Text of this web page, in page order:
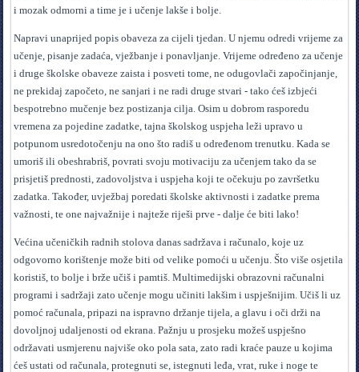
i mozak odmorni a time je i učenje lakše i bolje.
Napravi unaprijed popis obaveza za cijeli tjedan. U njemu odredi vrijeme za
učenje, pisanje zadaća, vježbanje i ponavljanje. Vrijeme određeno za učenje
i druge školske obaveze zaista i posveti tome, ne odugovlači započinjanje,
ne prekidaj započeto, ne sanjari i ne radi druge stvari - tako ćeš izbjeći
bespotrebno mučenje bez postizanja cilja. Osim u dobrom rasporedu
vremena za pojedine zadatke, tajna školskog uspjeha leži upravo u
potpunom usredotočenju na ono što radiš u određenom trenutku. Kada se
umoriš ili obeshrabriš, povrati svoju motivaciju za učenjem tako da se
prisjetiš prednosti, zadovoljstva i uspjeha koji te očekuju po završetku
zadatka. Također, uvježbaj poredati školske aktivnosti i zadatke prema
važnosti, te one najvažnije i najteže riješi prve - dalje će biti lako!
Većina učeničkih radnih stolova danas sadržava i računalo, koje uz
odgovorno korištenje može biti od velike pomoći u učenju. Što više osjetila
koristiš, to bolje i brže učiš i pamtiš. Multimedijski obrazovni računalni
programi i sadržaji zato učenje mogu učiniti lakšim i uspješnijim. Učiš li uz
pomoć računala, pripazi na ispravno držanje tijela, a glavu i oči drži na
dovoljnoj udaljenosti od ekrana. Pažnju u prosjeku možeš uspješno
održavati usmjerenu najviše oko pola sata, zato radi kraće pauze u kojima
ćeš ustati od računala, protegnuti se, istegnuti leđa, vrat, ruke i noge te